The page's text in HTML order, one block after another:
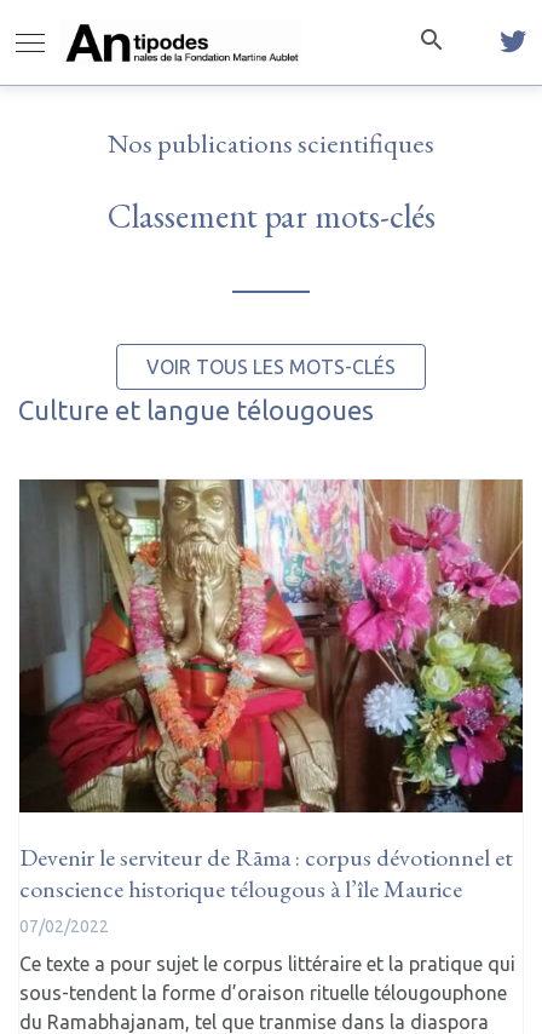
Nos publications scientifiques
Classement par mots-clés
VOIR TOUS LES MOTS-CLÉS
Culture et langue télougoues
Devenir le serviteur de Rāma : corpus dévotionnel et
conscience historique télougous à l’île Maurice
07/02/2022
Ce texte a pour sujet le corpus littéraire et la pratique qui
sous-tendent la forme d’oraison rituelle télougouphone
du Ramabhajanam, tel que tranmise dans la diaspora